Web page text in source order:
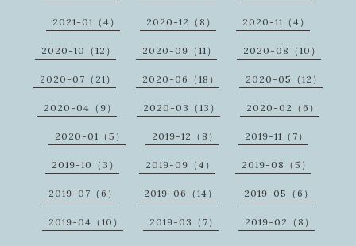
2021-01（4） 2020-12（8） 2020-11（4）
2020-10（12） 2020-09（11） 2020-08（10）
2020-07（21） 2020-06（18） 2020-05（12）
2020-04（9） 2020-03（13） 2020-02（6）
2020-01（5） 2019-12（8） 2019-11（7）
2019-10（3） 2019-09（4） 2019-08（5）
2019-07（6） 2019-06（14） 2019-05（6）
2019-04（10） 2019-03（7） 2019-02（8）